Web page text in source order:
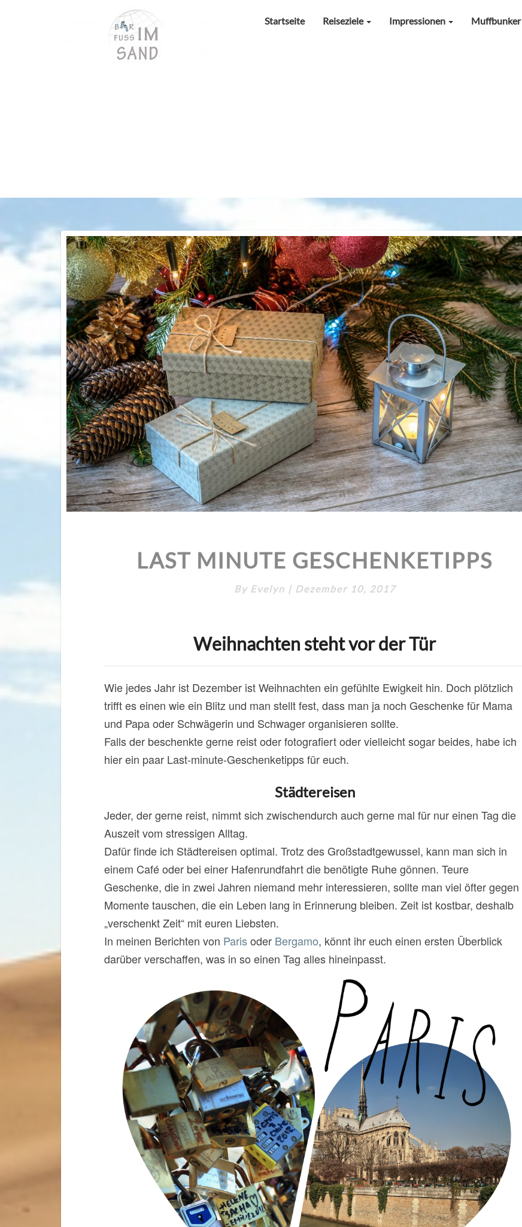
Startseite Reiseziele Impressionen Muffbunker
MINUTE
GESCHENKETIPPS
LAST MINUTE GESCHENKETIPPS
By Evelyn | Dezember 10, 2017
Weihnachten steht vor der Tür
Wie jedes Jahr ist Dezember ist Weihnachten ein gefühlte Ewigkeit hin. Doch plötzlich
trifft es einen wie ein Blitz und man stellt fest, dass man ja noch Geschenke für Mama
und Papa oder Schwägerin und Schwager organisieren sollte.
Falls der beschenkte gerne reist oder fotografiert oder vielleicht sogar beides, habe ich
hier ein paar Last-minute-Geschenketipps für euch.
Städtereisen
Jeder, der gerne reist, nimmt sich zwischendurch auch gerne mal für nur einen Tag die
Auszeit vom stressigen Alltag.
Dafür finde ich Städtereisen optimal. Trotz des Großstadtgewussel, kann man sich in
einem Café oder bei einer Hafenrundfahrt die benötigte Ruhe gönnen. Teure
Geschenke, die in zwei Jahren niemand mehr interessieren, sollte man viel öfter gegen
Momente tauschen, die ein Leben lang in Erinnerung bleiben. Zeit ist kostbar, deshalb
„verschenkt Zeit“ mit euren Liebsten.
In meinen Berichten von Parisoder Bergamo, könnt ihr euch einen ersten Überblick
darüber verschaffen, was in so einen Tag alles hineinpasst.